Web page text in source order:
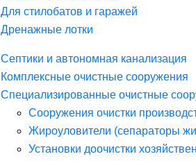
Для стилобатов и гаражей
Дренажные лотки
Септики и автономная канализация
Комплексные очистные сооружения
Специализированные очистные
Сооружения очистки
Жироуловители (сепараторы
Установки доочистки